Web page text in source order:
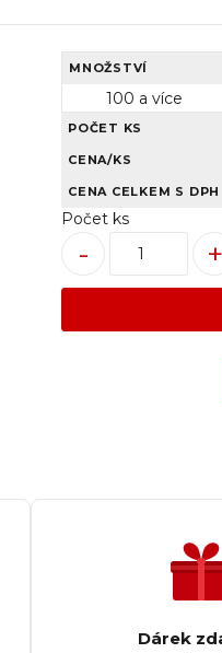
MNOŽSTVÍ
100 a více
POČET KS
CENA/KS
CENA CELKEM S DPH
Počet ks
+
-
Dárek